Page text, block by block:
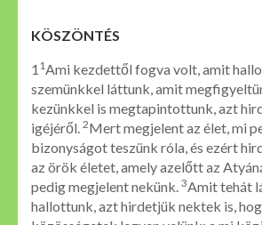
KÖSZÖNTÉS
1 1Ami kezdettől fogva volt, amit
szemünkkel láttunk, amit
kezünkkel is megtapintottunk, azt
igéjéről. 2Mert megjelent az élet, mi
bizonyságot teszünk róla, és ezért
az örök életet, amely azelőtt az
pedig megjelent nekünk. 3Amit tehát
hallottunk, azt hirdetjük nektek is,